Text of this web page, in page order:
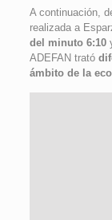
A continuación,
realizada a
del minuto 6:10
ADEFAN trató
ámbito de la